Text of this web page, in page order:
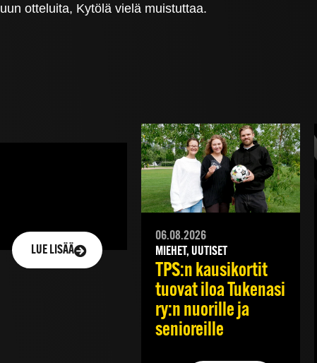
otteluita, Kytölä vielä muistuttaa.
LUE LISÄÄ
06.08.2026
MIEHET, UUTISET
TPS:n kausikortit
tuovat iloa Tukenasi
ry:n nuorille ja
senioreille